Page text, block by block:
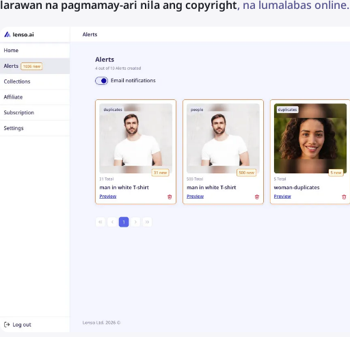
larawan na pagmamay-ari nila ang copyright, na lumalabas online.